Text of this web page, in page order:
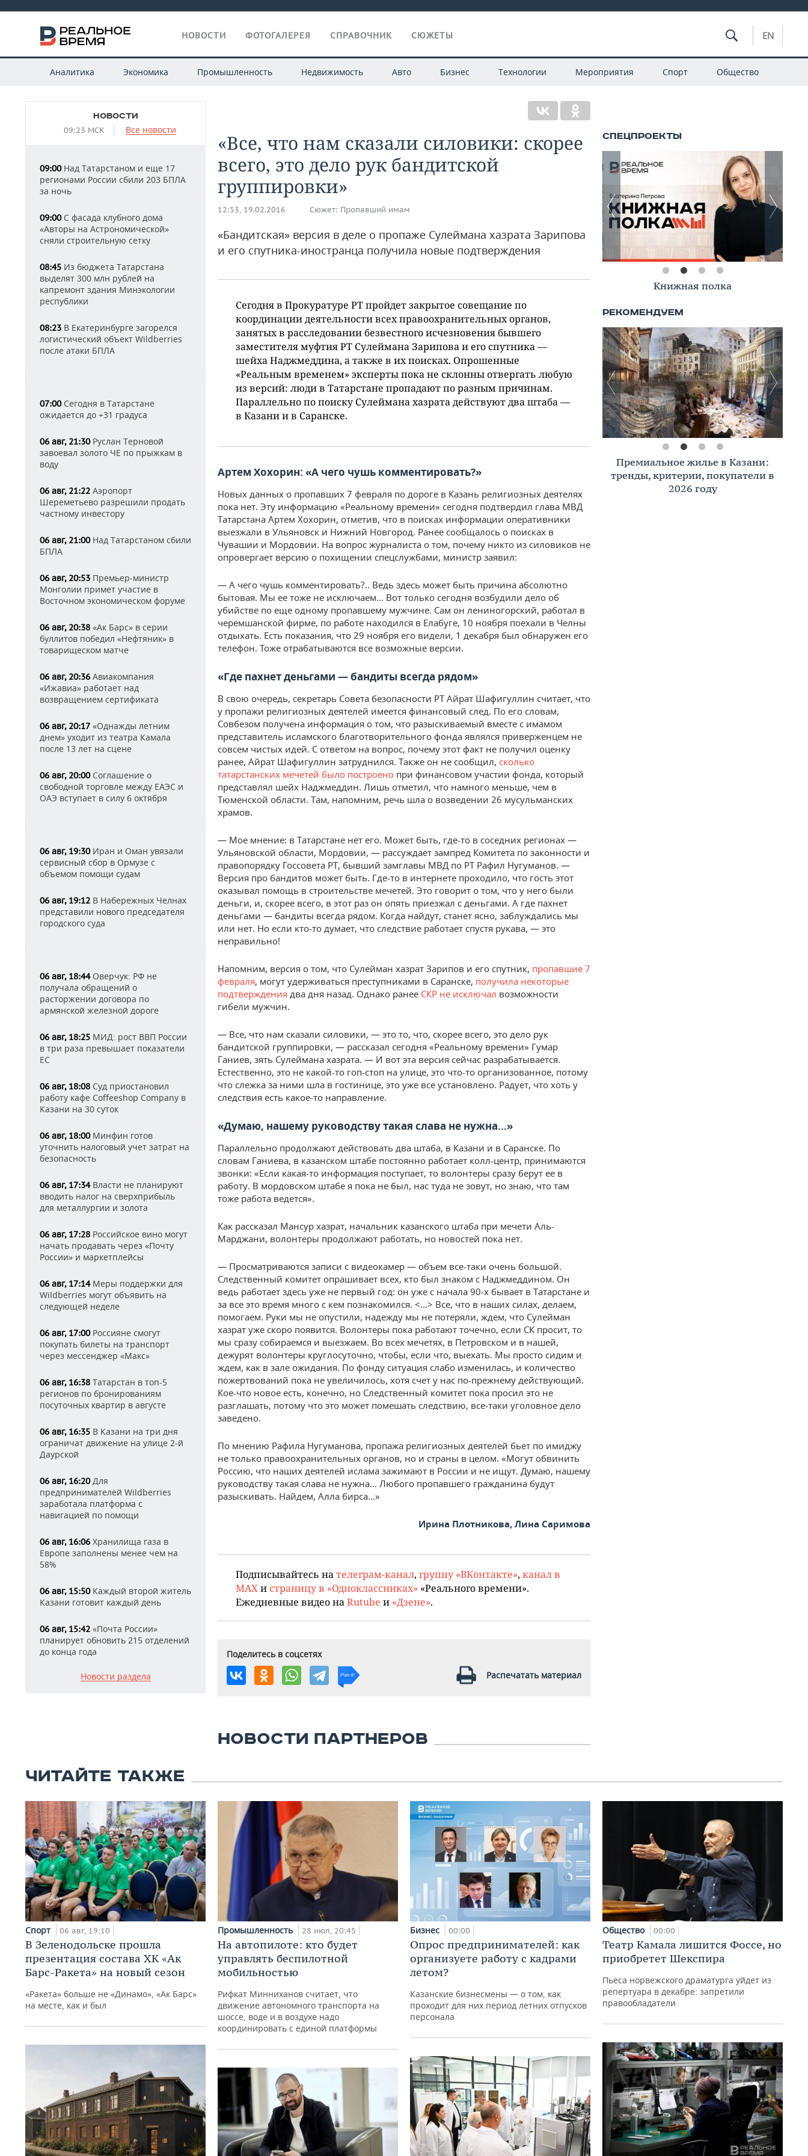
НОВОСТИ ФОТОГАЛЕРЕЯ СПРАВОЧНИК СЮЖЕТЫ EN
Аналитика Экономика Промышленность Недвижимость Авто Бизнес Технологии Мероприятия Спорт Общество
НОВОСТИ
09:23 МСК Все новости
09:00Над Татарстаном и еще 17
регионами России сбили 203 БПЛА
за ночь
09:00С фасада клубного дома
«Авторы на Астрономической»
сняли строительную сетку
08:45 Из бюджета Татарстана
выделят 300 млн рублей на
капремонт здания Минэкологии
республики
08:23 В Екатеринбурге загорелся
логистический объект Wildberries
после атаки БПЛА
07:00Сегодня в Татарстане
ожидается до +31 градуса
06 авг, 21:30Руслан Терновой
завоевал золото ЧЕ по прыжкам в
воду
06 авг, 21:22 Аэропорт
Шереметьево разрешили продать
частному инвестору
06 авг, 21:00Над Татарстаном сбили
БПЛА
06 авг, 20:53 Премьер-министр
Монголии примет участие в
Восточном экономическом форуме
06 авг, 20:38 «Ак Барс» в серии
буллитов победил «Нефтяник» в
товарищеском матче
06 авг, 20:36 Авиакомпания
«Ижавиа» работает над
возвращением сертификата
06 авг, 20:17 «Однажды летним
днем» уходит из театра Камала
после 13 лет на сцене
06 авг, 20:00Соглашение о
свободной торговле между ЕАЭС и
ОАЭ вступает в силу 6 октября
06 авг, 19:30Иран и Оман увязали
сервисный сбор в Ормузе с
объемом помощи судам
06 авг, 19:12 В Набережных Челнах
представили нового председателя
городского суда
06 авг, 18:44Оверчук: РФ не
получала обращений о
расторжении договора по
армянской железной дороге
06 авг, 18:25 МИД: рост ВВП России
в три раза превышает показатели
ЕС
06 авг, 18:08 Суд приостановил
работу кафе Coffeeshop Company в
Казани на 30 суток
06 авг, 18:00Минфин готов
уточнить налоговый учет затрат на
безопасность
06 авг, 17:34Власти не планируют
вводить налог на сверхприбыль
для металлургии и золота
06 авг, 17:28 Российское вино могут
начать продавать через «Почту
России» и маркетплейсы
06 авг, 17:14Меры поддержки для
Wildberries могут объявить на
следующей неделе
06 авг, 17:00Россияне смогут
покупать билеты на транспорт
через мессенджер «Макс»
06 авг, 16:38 Татарстан в топ-5
регионов по бронированиям
посуточных квартир в августе
06 авг, 16:35 В Казани на три дня
ограничат движение на улице 2-й
Даурской
06 авг, 16:20Для
предпринимателей Wildberries
заработала платформа с
навигацией по помощи
06 авг, 16:06 Хранилища газа в
Европе заполнены менее чем на
58%
06 авг, 15:50Каждый второй житель
Казани готовит каждый день
06 авг, 15:42 «Почта России»
планирует обновить 215 отделений
до конца года
Новости раздела
«Все, что нам сказали силовики: скорее
всего, это дело рук бандитской
группировки»
12:53, 19.02.2016 Сюжет: Пропавший имам
«Бандитская» версия в деле о пропаже Сулеймана хазрата Зарипова
и его спутника-иностранца получила новые подтверждения
Сегодня в Прокуратуре РТ пройдет закрытое совещание по
координации деятельности всех правоохранительных органов,
занятых в расследовании безвестного исчезновения бывшего
заместителя муфтия РТ Сулеймана Зарипова и его спутника —
шейха Наджмеддина, а также в их поисках. Опрошенные
«Реальным временем» эксперты пока не склонны отвергать любую
из версий: люди в Татарстане пропадают по разным причинам.
Параллельно по поиску Сулеймана хазрата действуют два штаба —
в Казани и в Саранске.
Артем Хохорин: «А чего чушь комментировать?»
Новых данных о пропавших 7 февраля по дороге в Казань религиозных деятелях
пока нет. Эту информацию «Реальному времени» сегодня подтвердил глава МВД
Татарстана Артем Хохорин, отметив, что в поисках информации оперативники
выезжали в Ульяновск и Нижний Новгород. Ранее сообщалось о поисках в
Чувашии и Мордовии. На вопрос журналиста о том, почему никто из силовиков не
опровергает версию о похищении спецслужбами, министр заявил:
— А чего чушь комментировать?.. Ведь здесь может быть причина абсолютно
бытовая. Мы ее тоже не исключаем… Вот только сегодня возбудили дело об
убийстве по еще одному пропавшему мужчине. Сам он лениногорский, работал в
черемшанской фирме, по работе находился в Елабуге, 10 ноября поехали в Челны
отдыхать. Есть показания, что 29 ноября его видели, 1 декабря был обнаружен его
телефон. Тоже отрабатываются все возможные версии.
«Где пахнет деньгами — бандиты всегда рядом»
В свою очередь, секретарь Совета безопасности РТ Айрат Шафигуллин считает, что
у пропажи религиозных деятелей имеется финансовый след. По его словам,
Совбезом получена информация о том, что разыскиваемый вместе с имамом
представитель исламского благотворительного фонда являлся приверженцем не
совсем чистых идей. С ответом на вопрос, почему этот факт не получил оценку
ранее, Айрат Шафигуллин затруднился. Также он не сообщил, сколько
татарстанских мечетей было построено при финансовом участии фонда, который
представлял шейх Наджмеддин. Лишь отметил, что намного меньше, чем в
Тюменской области. Там, напомним, речь шла о возведении 26 мусульманских
храмов.
— Мое мнение: в Татарстане нет его. Может быть, где-то в соседних регионах —
Ульяновской области, Мордовии, — рассуждает зампред Комитета по законности и
правопорядку Госсовета РТ, бывший замглавы МВД по РТ Рафил Нугуманов. —
Версия про бандитов может быть. Где-то в интернете проходило, что гость этот
оказывал помощь в строительстве мечетей. Это говорит о том, что у него были
деньги, и, скорее всего, в этот раз он опять приезжал с деньгами. А где пахнет
деньгами — бандиты всегда рядом. Когда найдут, станет ясно, заблуждались мы
или нет. Но если кто-то думает, что следствие работает спустя рукава, — это
неправильно!
Напомним, версия о том, что Сулейман хазрат Зарипов и его спутник, пропавшие 7
февраля, могут удерживаться преступниками в Саранске, получила некоторые
подтверждения два дня назад. Однако ранее СКР не исключал возможности
гибели мужчин.
— Все, что нам сказали силовики, — это то, что, скорее всего, это дело рук
бандитской группировки, — рассказал сегодня «Реальному времени» Гумар
Ганиев, зять Сулеймана хазрата. — И вот эта версия сейчас разрабатывается.
Естественно, это не какой-то гоп-стоп на улице, это что-то организованное, потому
что слежка за ними шла в гостинице, это уже все установлено. Радует, что хоть у
следствия есть какое-то направление.
«Думаю, нашему руководству такая слава не нужна...»
Параллельно продолжают действовать два штаба, в Казани и в Саранске. По
словам Ганиева, в казанском штабе постоянно работает колл-центр, принимаются
звонки: «Если какая-то информация поступает, то волонтеры сразу берут ее в
работу. В мордовском штабе я пока не был, нас туда не зовут, но знаю, что там
тоже работа ведется».
Как рассказал Мансур хазрат, начальник казанского штаба при мечети Аль-
Марджани, волонтеры продолжают работать, но новостей пока нет.
— Просматриваются записи с видеокамер — объем все-таки очень большой.
Следственный комитет опрашивает всех, кто был знаком с Наджмеддином. Он
ведь работает здесь уже не первый год: он уже с начала 90-х бывает в Татарстане и
за все это время много с кем познакомился. <...> Все, что в наших силах, делаем,
помогаем. Руки мы не опустили, надежду мы не потеряли, ждем, что Сулейман
хазрат уже скоро появится. Волонтеры пока работают точечно, если СК просит, то
мы сразу собираемся и выезжаем. Во всех мечетях, в Петровском и в нашей,
дежурят волонтеры круглосуточно, чтобы, если что, выехать. Мы просто сидим и
ждем, как в зале ожидания. По фонду ситуация слабо изменилась, и количество
пожертвований пока не увеличилось, хотя счет у нас по-прежнему действующий.
Кое-что новое есть, конечно, но Следственный комитет пока просил это не
разглашать, потому что это может помешать следствию, все-таки уголовное дело
заведено.
По мнению Рафила Нугуманова, пропажа религиозных деятелей бьет по имиджу
не только правоохранительных органов, но и страны в целом. «Могут обвинить
Россию, что наших деятелей ислама зажимают в России и не ищут. Думаю, нашему
руководству такая слава не нужна… Любого пропавшего гражданина будут
разыскивать. Найдем, Алла бирса...»
Ирина Плотникова, Лина Саримова
Подписывайтесь на телеграм-канал, группу «ВКонтакте», канал в
MAX и страницу в «Одноклассниках» «Реального времени».
Ежедневные видео на Rutube и «Дзене».
Поделитесь в соцсетях
Распечатать материал
НОВОСТИ ПАРТНЕРОВ
Книжная полка
Премиальное жилье в Казани:
тренды, критерии, покупатели в
2026 году
ЧИТАЙТЕ ТАКЖЕ
Спорт 06 авг, 19:10
В Зеленодольске прошла
презентация состава ХК «Ак
Барс-Ракета» на новый сезон
«Ракета» больше не «Динамо», «Ак Барс»
на месте, как и был
Промышленность 28 июл, 20:45
На автопилоте: кто будет
управлять беспилотной
мобильностью
Рифкат Минниханов считает, что
движение автономного транспорта на
шоссе, воде и в воздухе надо
координировать с единой платформы
Бизнес 00:00
Опрос предпринимателей: как
организуете работу с кадрами
летом?
Казанские бизнесмены — о том, как
проходит для них период летних отпусков
персонала
Общество 00:00
Театр Камала лишится Фоссе, но
приобретет Шекспира
Пьеса норвежского драматурга уйдет из
репертуара в декабре: запретили
правообладатели